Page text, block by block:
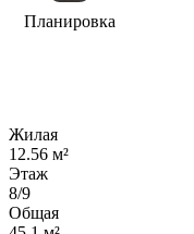
Планировка
Жилая
12.56 м²
Этаж
8/9
Общая